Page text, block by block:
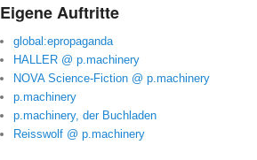
Eigene Auftritte
global:epropaganda
HALLER @ p.machinery
NOVA Science-Fiction @ p.machinery
p.machinery
p.machinery, der Buchladen
Reisswolf @ p.machinery